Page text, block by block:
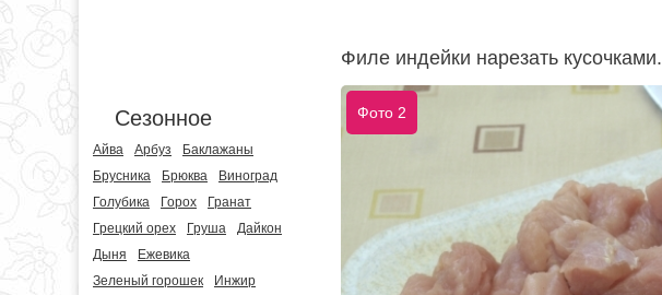
Сезонное
Айва Арбуз
Баклажаны
Брусника
Брюква
Виноград
Голубика
Горох
Гранат
Грецкий орех
Груша
Дайкон
Дыня
Ежевика
Зеленый горошек
Инжир
Филе индейки нарезать кусочками.
Фото 2